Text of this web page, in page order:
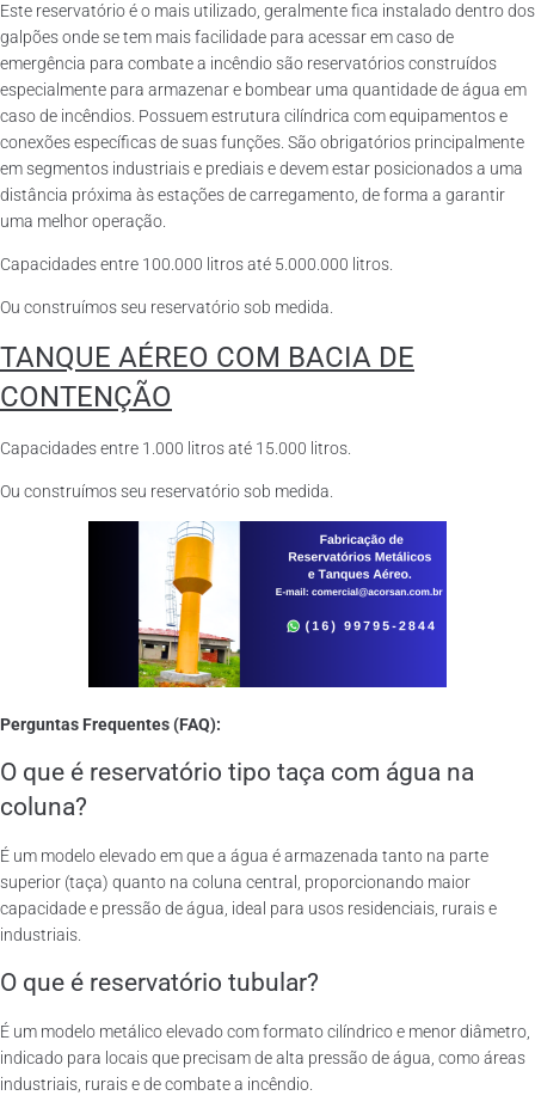
Este reservatório é o mais utilizado, geralmente fica instalado dentro dos
galpões onde se tem mais facilidade para acessar em caso de
emergência para combate a incêndio são reservatórios construídos
especialmente para armazenar e bombear uma quantidade de água em
caso de incêndios. Possuem estrutura cilíndrica com equipamentos e
conexões específicas de suas funções. São obrigatórios principalmente
em segmentos industriais e prediais e devem estar posicionados a uma
distância próxima às estações de carregamento, de forma a garantir
uma melhor operação.
Capacidades entre 100.000 litros até 5.000.000 litros.
Ou construímos seu reservatório sob medida.
TANQUE AÉREO COM BACIA DE
CONTENÇÃO
Capacidades entre 1.000 litros até 15.000 litros.
Ou construímos seu reservatório sob medida.
Perguntas Frequentes (FAQ):
O que é reservatório tipo taça com água na
coluna?
É um modelo elevado em que a água é armazenada tanto na parte
superior (taça) quanto na coluna central, proporcionando maior
capacidade e pressão de água, ideal para usos residenciais, rurais e
industriais.
O que é reservatório tubular?
É um modelo metálico elevado com formato cilíndrico e menor diâmetro,
indicado para locais que precisam de alta pressão de água, como áreas
industriais, rurais e de combate a incêndio.